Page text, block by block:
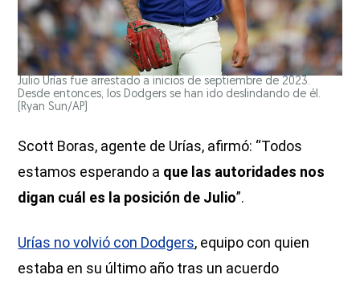
Julio Urías fue arrestado a inicios de septiembre de 2023.
Desde entonces, los Dodgers se han ido deslindando de él.
(Ryan Sun/AP)
Scott Boras, agente de Urías, afirmó: “Todos
estamos esperando a que las autoridades nos
digan cuál es la posición de Julio”.
Urías no volvió con Dodgers, equipo con quien
estaba en su último año tras un acuerdo